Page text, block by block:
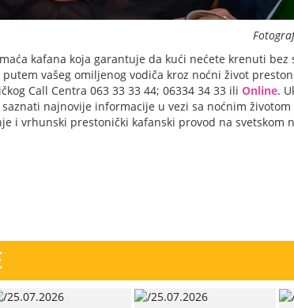
kafana koja garantuje da kući nećete krenuti bez
vašeg omiljenog vodiča kroz noćni život
Call Centra 063 33 33 44; 06334 34 33 ili Online.
najnovije informacije u vezi sa noćnim životom
i vrhunski prestonički kafanski provod na svetskom